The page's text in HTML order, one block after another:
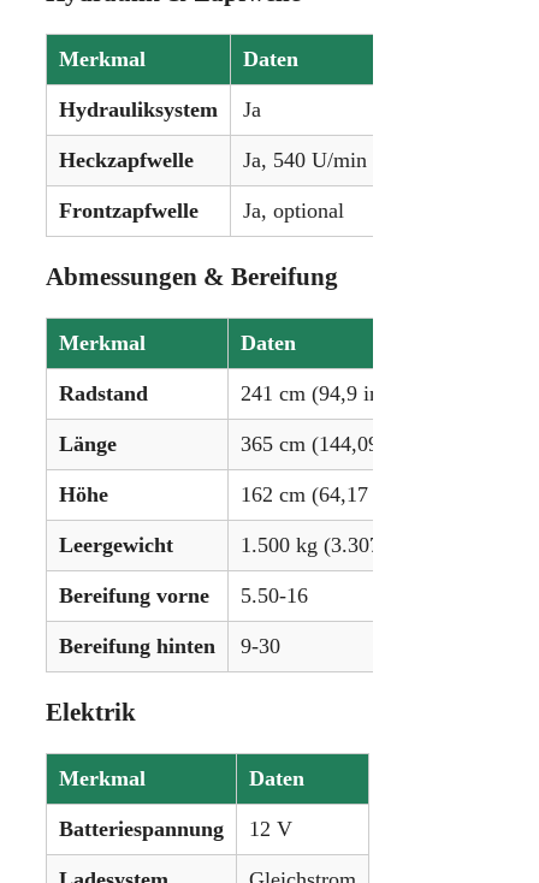
Merkmal Daten
Hydrauliksystem Ja
Heckzapfwelle Ja, 540 U/min
Frontzapfwelle Ja, optional
Abmessungen & Bereifung
Merkmal Daten
Radstand 241 cm (94,9 in)
Länge 365 cm (144,09 in)
Höhe 162 cm (64,17 in)
Leergewicht 1.500 kg (3.307 lbs)
Bereifung vorne 5.50-16
Bereifung hinten 9-30
Elektrik
Merkmal Daten
Batteriespannung 12 V